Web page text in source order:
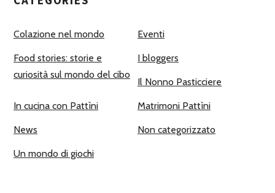
Colazione nel mondo Eventi
Food stories: storie e
curiosità sul mondo del cibo
I bloggers
Il Nonno Pasticciere
In cucina con Pattìni Matrimoni Pattìni
News Non categorizzato
Un mondo di giochi